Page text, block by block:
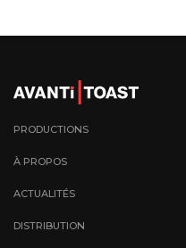
PRODUCTIONS
À PROPOS
ACTUALITÉS
DISTRIBUTION